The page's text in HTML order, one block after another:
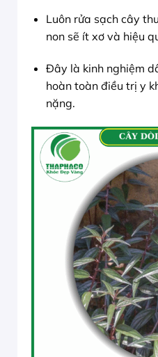
Luôn rửa sạch cây
non sẽ ít xơ và hiệu
Đây là kinh nghiệm
hoàn toàn điều trị y
nặng.